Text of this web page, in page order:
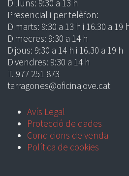
Dilluns: 9:30 a 13 h
Presencial i per telèfon:
Dimarts: 9:30 a 13 h i 16.30 a 19 h
Dimecres: 9:30 a 14 h
Dijous: 9:30 a 14 h i 16.30 a 19 h
Divendres: 9:30 a 14 h
T. 977 251 873
tarragones@oficinajove.cat
Avís Legal
Protecció de dades
Condicions de venda
Política de cookies